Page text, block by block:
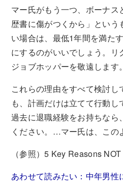
マー氏がもう一つ、ボーナ
歴書に傷がつくから」とい
い場合は、最低1年間を満た
にするのがいいでしょう。
ジョブホッパーを敬遠します。
これらの理由をすべて検討
も、計画だけは立てて行動
過去に退職経験をお持ちなら
ください。…マー氏は、この
（参照）5 Key Reasons
あわせて読みたい：中年男